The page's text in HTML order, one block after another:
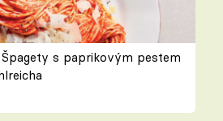
Špagety s paprikovým pestem